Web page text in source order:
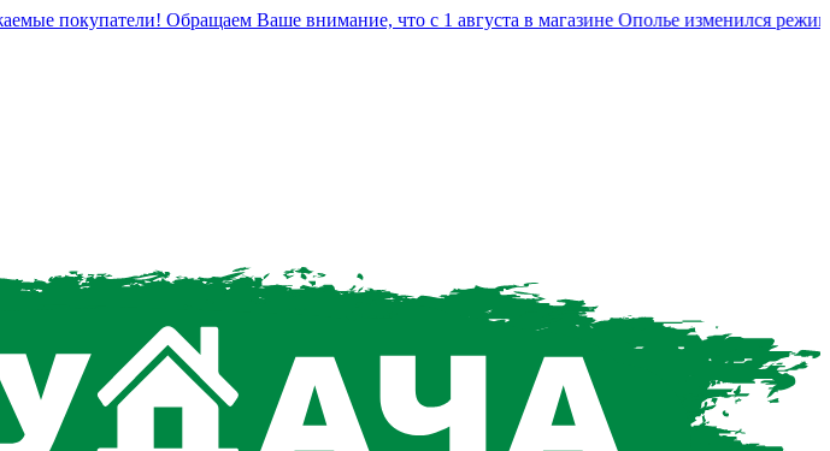
покупатели! Обращаем Ваше внимание, что с 1 августа в магазине Ополье изменился режим